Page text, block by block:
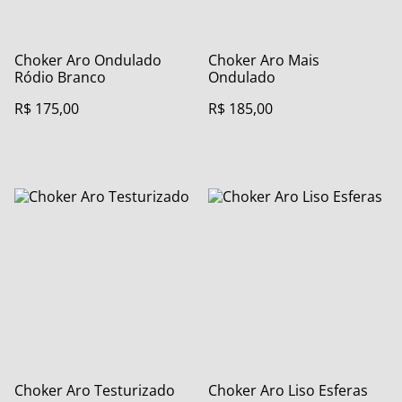
Choker Aro Ondulado
Ródio Branco
R$ 175,00
Choker Aro Mais
Ondulado
R$ 185,00
Choker Aro Testurizado
Choker Aro Liso Esferas